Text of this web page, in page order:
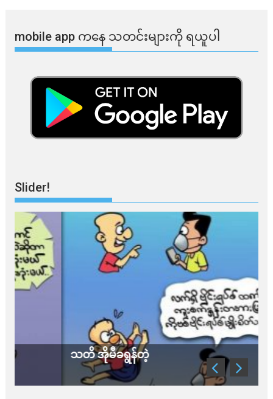
mobile app ​​ကနေ ​​သတင်းများကို ရယူပါ
Slider!
သတိ အိုမီခရွန်တဲ့